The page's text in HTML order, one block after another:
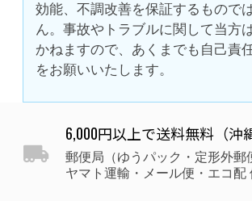
効能、不調改善を保証するもので
ん。事故やトラブルに関して当方
かねますので、あくまでも自己責
をお願いいたします。
6,000円以上で送料無料（沖
郵便局（ゆうパック・定形外郵
ヤマト運輸・メール便・エコ配